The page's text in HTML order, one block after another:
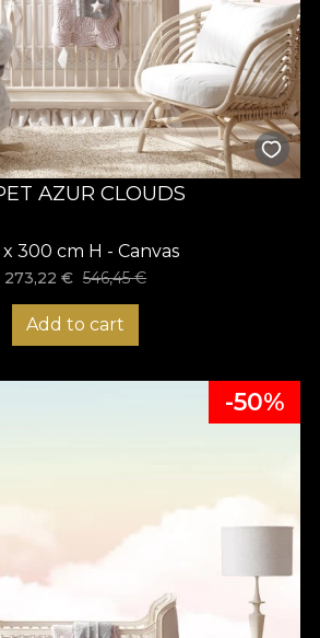
AZUR CLOUDS
x 300 cm H - Canvas
273,22 € 546,45€
Add to cart
-50%